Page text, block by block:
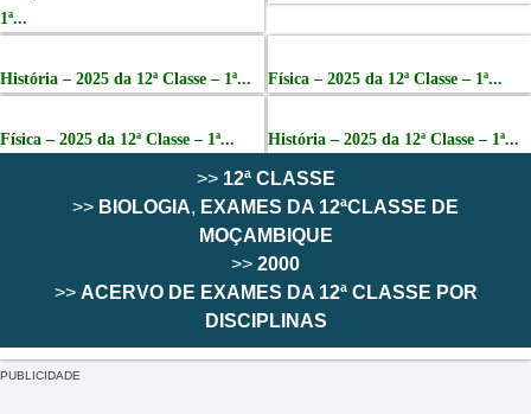
1ª...
História – 2025 da 12ª Classe – 1ª... Física – 2025 da 12ª Classe – 1ª...
Física – 2025 da 12ª Classe – 1ª... História – 2025 da 12ª Classe – 1ª...
>> 12ª CLASSE
>> BIOLOGIA, EXAMES DA 12ªCLASSE DE
MOÇAMBIQUE
>> 2000
>> ACERVO DE EXAMES DA 12ª CLASSE POR
DISCIPLINAS
PUBLICIDADE